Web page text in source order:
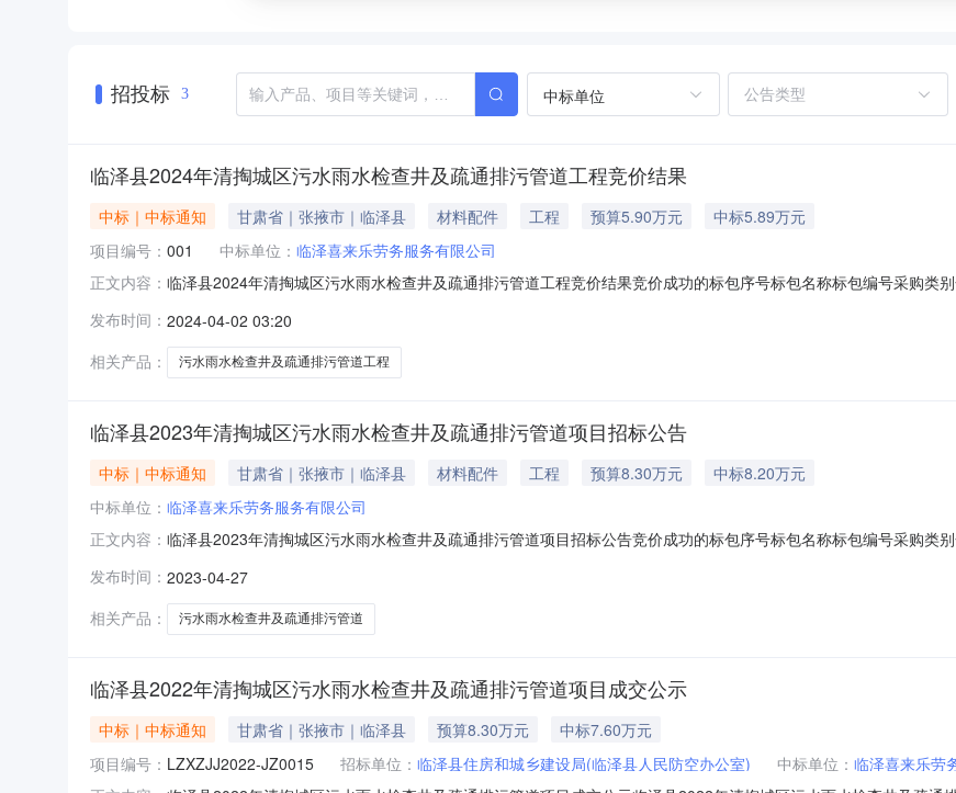
招投标 3 中标单位
临泽县2024年清掏城区污水雨水检查井及疏通排污管道工程竞价结果
中标｜中标通知 甘肃省｜张掖市｜临泽县 材料配件 工程 预算5.90万元
中标5.89万元
项目编号： 001 中标单位： 临泽喜来乐劳务服务有限公司
正文内容： 临泽县2024年清掏城区污水雨水检查井及疏通排污管道工程竞价结果竞价成功的标包序号标包名称标包编号采购类
标包序号标包名称标包编号采购类别合同估算价状态废标原因
发布时间： 2024-04-02 03:20
相关产品：
污水雨水检查井及疏通排污管道工程
临泽县2023年清掏城区污水雨水检查井及疏通排污管道项目招标公告
中标｜中标通知 甘肃省｜张掖市｜临泽县 材料配件 工程 预算8.30万元
中标8.20万元
中标单位： 临泽喜来乐劳务服务有限公司
正文内容： 临泽县2023年清掏城区污水雨水检查井及疏通排污管道项目招标公告竞价成功的标包序号标包名称标包编号采购类
的标包序号标包名称标包编号采购类别合同估算价状态废标原因
发布时间： 2023-04-27
相关产品：
污水雨水检查井及疏通排污管道
临泽县2022年清掏城区污水雨水检查井及疏通排污管道项目成交公示
中标｜中标通知 甘肃省｜张掖市｜临泽县 预算8.30万元
中标7.60万元
项目编号： LZXZJJ2022-JZ0015 招标单位： 临泽县住房和城乡建设局(临泽县人民防空办公室) 中标单位： 临泽喜来乐劳